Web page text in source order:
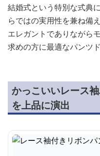
結婚式という特別な式典
らではの実用性を兼ね備
エレガントでありながら
求めの方に最適なパンツ
かっこいいレース
を上品に演出